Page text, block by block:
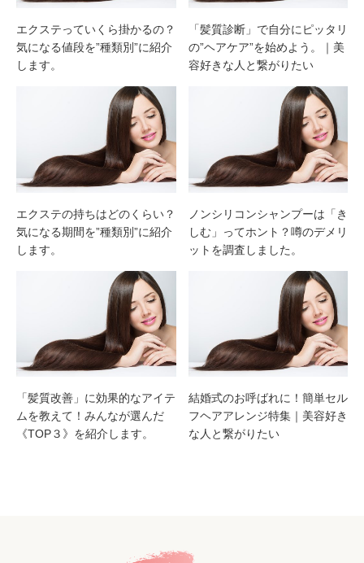
エクステっていくら掛かるの？
気になる値段を”種類別”に紹介
します。
「髪質診断」で自分にピッタリ
の”ヘアケア”を始めよう。｜美
容好きな人と繋がりたい
エクステの持ちはどのくらい？
気になる期間を”種類別”に紹介
します。
ノンシリコンシャンプーは「き
しむ」ってホント？噂のデメリ
ットを調査しました。
「髪質改善」に効果的なアイテ
ムを教えて！みんなが選んだ
《TOP３》を紹介します。
結婚式のお呼ばれに！簡単セル
フヘアアレンジ特集｜美容好き
な人と繋がりたい